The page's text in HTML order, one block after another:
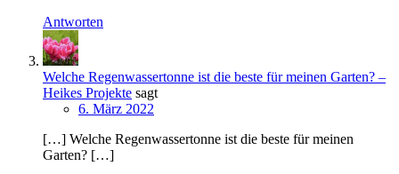
Antworten
Welche Regenwassertonne ist die beste für meinen Garten? –
Heikes Projekte sagt
6. März 2022
[…] Welche Regenwassertonne ist die beste für meinen
Garten? […]